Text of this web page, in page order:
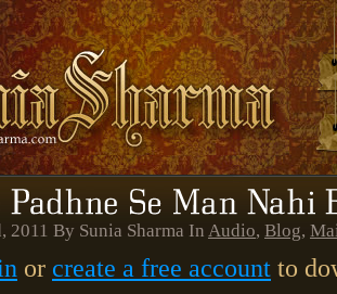
2011 By Sunia Sharma In Audio, Blog,
or create a free account to